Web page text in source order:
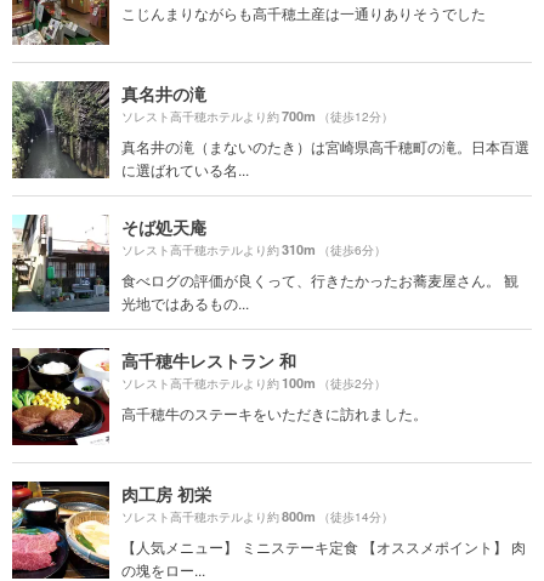
こじんまりながらも高千穂土産は一通りありそうでした
真名井の滝
ソレスト高千穂ホテルより約700m （徒歩12分）
真名井の滝（まないのたき）は宮崎県高千穂町の滝。日本百選
に選ばれている名...
そば処天庵
ソレスト高千穂ホテルより約310m （徒歩6分）
食べログの評価が良くって、行きたかったお蕎麦屋さん。 観
光地ではあるもの...
高千穂牛レストラン 和
ソレスト高千穂ホテルより約100m （徒歩2分）
高千穂牛のステーキをいただきに訪れました。
肉工房 初栄
ソレスト高千穂ホテルより約800m （徒歩14分）
【人気メニュー】 ミニステーキ定食 【オススメポイント】 肉
の塊をロー...